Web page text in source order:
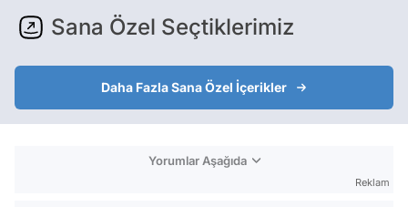
Sana Özel Seçtiklerimiz
Daha Fazla Sana Özel İçerikler
Yorumlar Aşağıda
Reklam